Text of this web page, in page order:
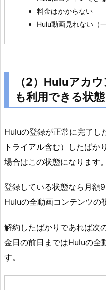
の
注
u
l
の
登
録
途
中
や
め
済
料金はかからない
Hulu動画見れない（
（2）Huluアカ
も利用できる状態
Huluの登録が正常に完了し
トライアル含む）したばか
場合はこの状態になります。
登録している状態なら月額
Huluの全動画コンテンツの
解約したばかりであれば次
金日の前日まではHuluの全
す。